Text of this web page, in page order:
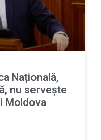
Națională,
nu servește
Moldova